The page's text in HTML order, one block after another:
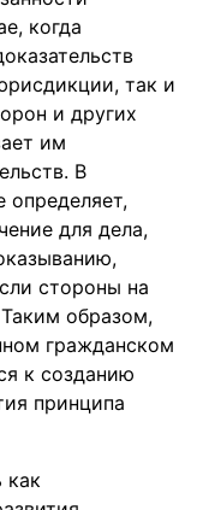
когда
так и
и других
им
В
определяет,
для дела,
стороны на
образом,
гражданском
к созданию
принципа
как